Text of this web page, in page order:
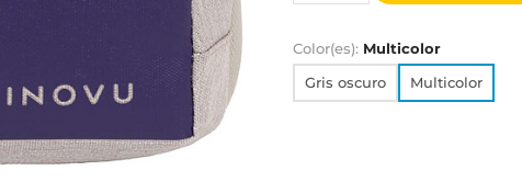
Color(es): Multicolor
Gris oscuro
Multicolor